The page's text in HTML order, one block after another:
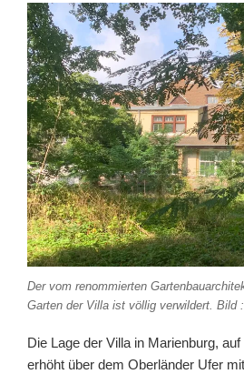
Der vom renommierten
Garten der Villa ist völlig verwildert. Bild
Die Lage der Villa in Marienburg,
erhöht über dem Oberländer Ufer